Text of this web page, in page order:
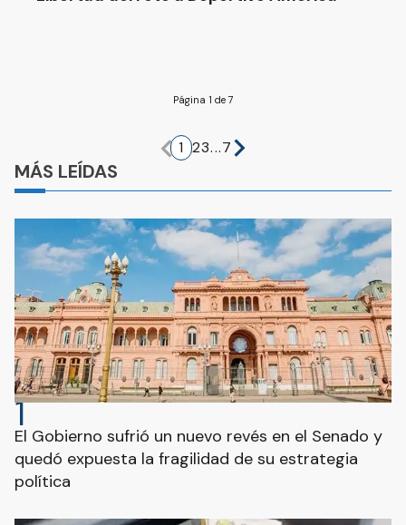
Página 1 de 7
1 23...7
MÁS LEÍDAS
1
El Gobierno sufrió un nuevo revés en el Senado y
quedó expuesta la fragilidad de su estrategia
política